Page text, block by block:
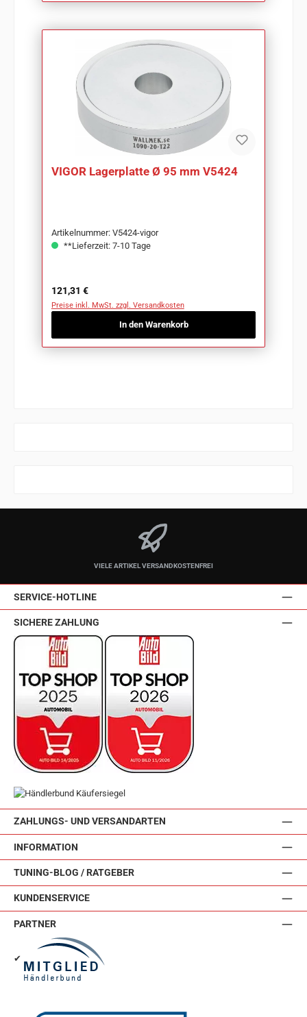
VIGOR Lagerplatte Ø 95 mm V5424
Artikelnummer: V5424-vigor
**Lieferzeit: 7-10 Tage
Regulärer Preis:
121,31 €
Preise inkl. MwSt. zzgl. Versandkosten
In den Warenkorb
VIELE ARTIKEL VERSANDKOSTENFREI
SERVICE-HOTLINE
ZAHLUNGS- UND VERSANDARTEN
INFORMATION
TUNING-BLOG / RATGEBER
KUNDENSERVICE
SICHERE ZAHLUNG
PARTNER
✔